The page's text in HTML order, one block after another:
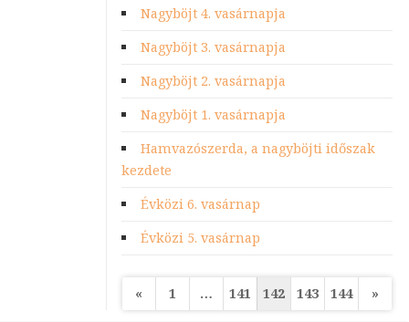
Nagyböjt 4. vasárnapja
Nagyböjt 3. vasárnapja
Nagyböjt 2. vasárnapja
Nagyböjt 1. vasárnapja
Hamvazószerda, a nagyböjti időszak
kezdete
Évközi 6. vasárnap
Évközi 5. vasárnap
Bejegyzések
« 1 … 141 142 143 144 »